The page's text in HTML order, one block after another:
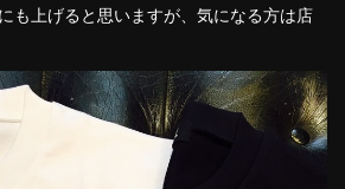
も上げると思いますが、気になる方は店